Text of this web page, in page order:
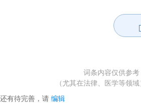
词条内容仅供参
（尤其在法律、医学等领
有待完善，请 编辑